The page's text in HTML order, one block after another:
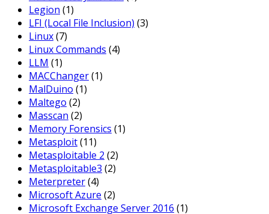
Legion (1)
LFI (Local File Inclusion) (3)
Linux(7)
Linux Commands (4)
LLM (1)
MACChanger(1)
MalDuino (1)
Maltego (2)
Masscan (2)
Memory Forensics (1)
Metasploit(11)
Metasploitable 2 (2)
Metasploitable3 (2)
Meterpreter(4)
Microsoft Azure (2)
Microsoft Exchange Server 2016 (1)